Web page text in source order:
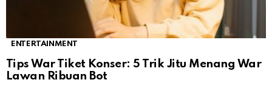
ENTERTAINMENT
Tips War Tiket Konser: 5 Trik Jitu Menang War
Lawan Ribuan Bot